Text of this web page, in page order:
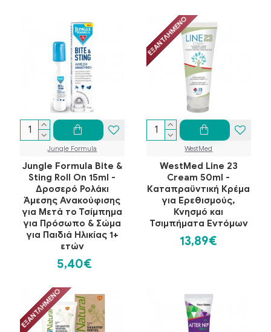
Jungle Formula
Jungle Formula Bite &
Sting Roll On 15ml -
Δροσερό Ρολάκι
Άμεσης Ανακούφισης
για Μετά το Τσίμπημα
για Πρόσωπο & Σώμα
για Παιδιά Ηλικίας 1+
ετών
5,40€
ΕΞΑΝΤΛΗΜΈΝΟ
WestMed
WestMed Line 23
Cream 50ml -
Καταπραϋντική Κρέμα
για Ερεθισμούς,
Κνησμό και
Τσιμπήματα Εντόμων
13,89€
ΕΞΑΝΤΛΗΜΈΝΟ